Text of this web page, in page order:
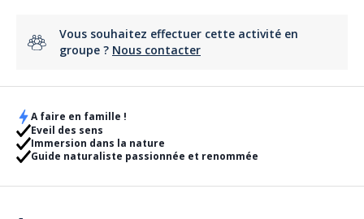
Vous souhaitez effectuer cette activité en
groupe ? Nous contacter
A faire en famille !
Eveil des sens
Immersion dans la nature
Guide naturaliste passionnée et renommée